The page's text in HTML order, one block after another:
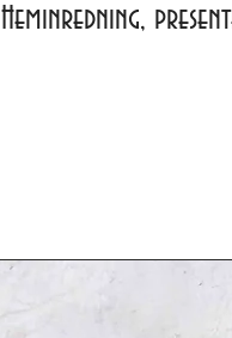
Heminredning,